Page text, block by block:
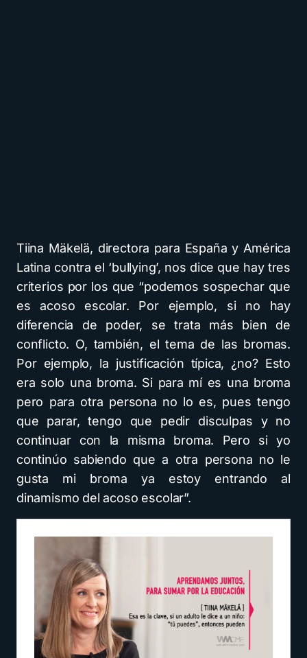
Tiina Mäkelä, directora para España y América
Latina contra el ‘bullying’, nos dice que hay tres
criterios por los que “podemos sospechar que
es acoso escolar. Por ejemplo, si no hay
diferencia de poder, se trata más bien de
conflicto. O, también, el tema de las bromas.
Por ejemplo, la justificación típica, ¿no? Esto
era solo una broma. Si para mí es una broma
pero para otra persona no lo es, pues tengo
que parar, tengo que pedir disculpas y no
continuar con la misma broma. Pero si yo
continúo sabiendo que a otra persona no le
gusta mi broma ya estoy entrando al
dinamismo del acoso escolar”.